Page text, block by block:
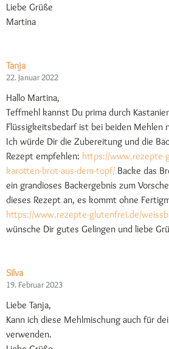
Liebe Grüße
Martina
Tanja
22. Januar 2022
Hallo Martina,
Teffmehl kannst Du prima durch
Flüssigkeitsbedarf ist bei beiden Mehlen
Ich würde Dir die Zubereitung und die
Rezept empfehlen: https://www.rezepte-
karotten-brot-aus-dem-topf/ Backe das
ein grandioses Backergebnis zum
dieses Rezept an, es kommt ohne
https://www.rezepte-glutenfrei.de/
wünsche Dir gutes Gelingen und liebe
Silva
19. Februar 2023
Liebe Tanja,
Kann ich diese Mehlmischung auch für
verwenden.